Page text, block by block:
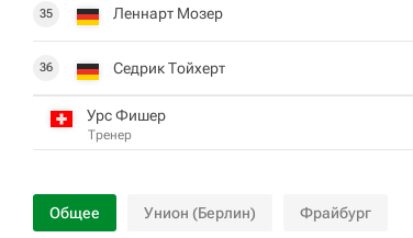
35 Леннарт Мозер
36 Седрик Тойхерт
Урс Фишер
Тренер
Общее Унион (Берлин) Фрайбург